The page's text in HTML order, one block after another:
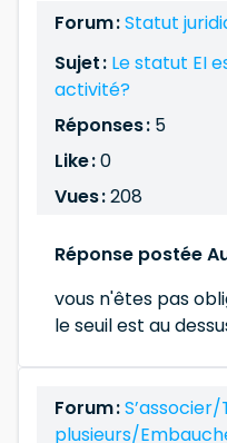
Forum :Statut
Sujet : Le statut EI
activité?
Réponses : 5
Like :0
Vues :208
Réponse postée
vous n'êtes pas
le seuil est au
Forum :
plusieurs/